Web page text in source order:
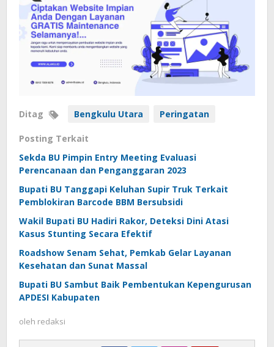
Ditag Bengkulu Utara Peringatan
Posting Terkait
Sekda BU Pimpin Entry Meeting Evaluasi
Perencanaan dan Penganggaran 2023
Bupati BU Tanggapi Keluhan Supir Truk Terkait
Pemblokiran Barcode BBM Bersubsidi
Wakil Bupati BU Hadiri Rakor, Deteksi Dini Atasi
Kasus Stunting Secara Efektif
Roadshow Senam Sehat, Pemkab Gelar Layanan
Kesehatan dan Sunat Massal
Bupati BU Sambut Baik Pembentukan Kepengurusan
APDESI Kabupaten
oleh redaksi